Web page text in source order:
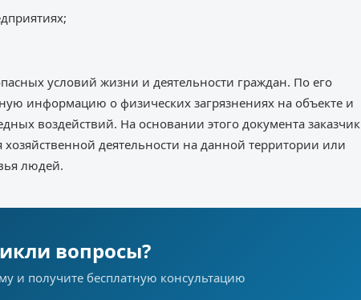
условий жизни и деятельности граждан. По его
информацию о физических загрязнениях на объекте и
воздействий. На основании этого документа заказчик
деятельности на данной территории или
людей.
вопросы?
и получите бесплатную консультацию